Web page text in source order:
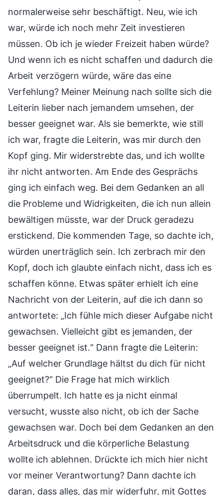
normalerweise sehr beschäftigt. Neu, wie ich
war, würde ich noch mehr Zeit investieren
müssen. Ob ich je wieder Freizeit haben würde?
Und wenn ich es nicht schaffen und dadurch die
Arbeit verzögern würde, wäre das eine
Verfehlung? Meiner Meinung nach sollte sich die
Leiterin lieber nach jemandem umsehen, der
besser geeignet war. Als sie bemerkte, wie still
ich war, fragte die Leiterin, was mir durch den
Kopf ging. Mir widerstrebte das, und ich wollte
ihr nicht antworten. Am Ende des Gesprächs
ging ich einfach weg. Bei dem Gedanken an all
die Probleme und Widrigkeiten, die ich nun allein
bewältigen müsste, war der Druck geradezu
erstickend. Die kommenden Tage, so dachte ich,
würden unerträglich sein. Ich zerbrach mir den
Kopf, doch ich glaubte einfach nicht, dass ich es
schaffen könne. Etwas später erhielt ich eine
Nachricht von der Leiterin, auf die ich dann so
antwortete: „Ich fühle mich dieser Aufgabe nicht
gewachsen. Vielleicht gibt es jemanden, der
besser geeignet ist.“ Dann fragte die Leiterin:
„Auf welcher Grundlage hältst du dich für nicht
geeignet?“ Die Frage hat mich wirklich
überrumpelt. Ich hatte es ja nicht einmal
versucht, wusste also nicht, ob ich der Sache
gewachsen war. Doch bei dem Gedanken an den
Arbeitsdruck und die körperliche Belastung
wollte ich ablehnen. Drückte ich mich hier nicht
vor meiner Verantwortung? Dann dachte ich
daran, dass alles, das mir widerfuhr, mit Gottes